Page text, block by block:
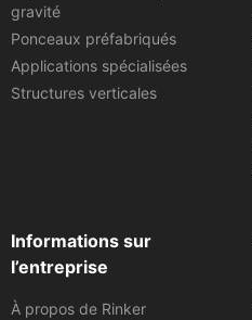
gravité
Ponceaux préfabriqués
Applications spécialisées
Structures verticales
Informations sur
l’entreprise
À propos de Rinker